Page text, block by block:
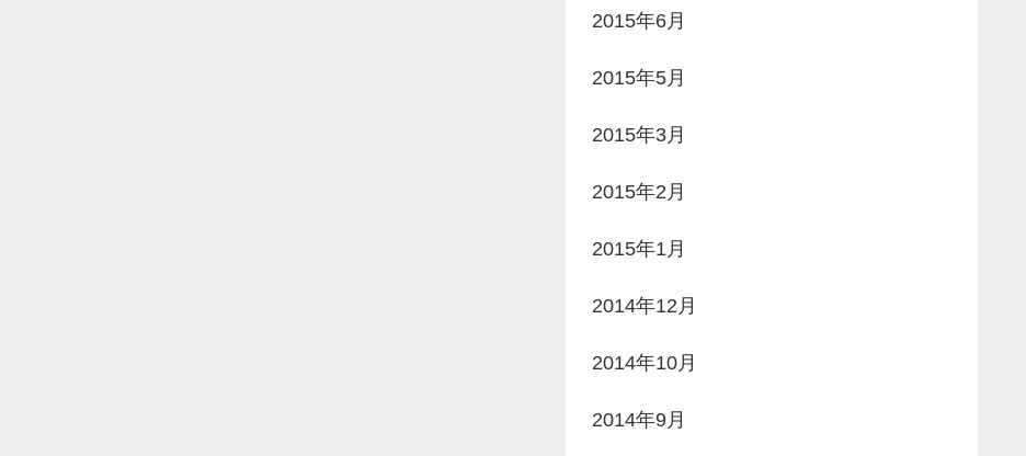
2015年6月
2015年5月
2015年3月
2015年2月
2015年1月
2014年12月
2014年10月
2014年9月